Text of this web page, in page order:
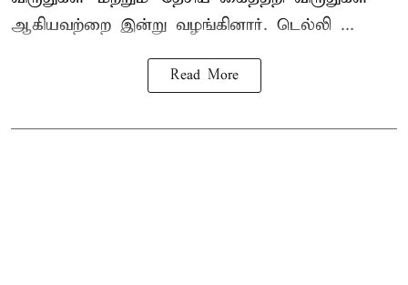
ஆகியவற்றை இன்று வழங்கினார். டெல்லி ...
Read More